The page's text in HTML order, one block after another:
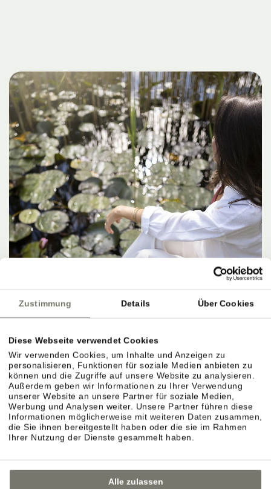
Zustimmung Details Über Cookies
Diese Webseite verwendet Cookies
Wir verwenden Cookies, um Inhalte und Anzeigen zu
personalisieren, Funktionen für soziale Medien anbieten zu
können und die Zugriffe auf unsere Website zu analysieren.
Außerdem geben wir Informationen zu Ihrer Verwendung
unserer Website an unsere Partner für soziale Medien,
Werbung und Analysen weiter. Unsere Partner führen diese
Informationen möglicherweise mit weiteren Daten zusammen,
die Sie ihnen bereitgestellt haben oder die sie im Rahmen
Ihrer Nutzung der Dienste gesammelt haben.
Alle zulassen